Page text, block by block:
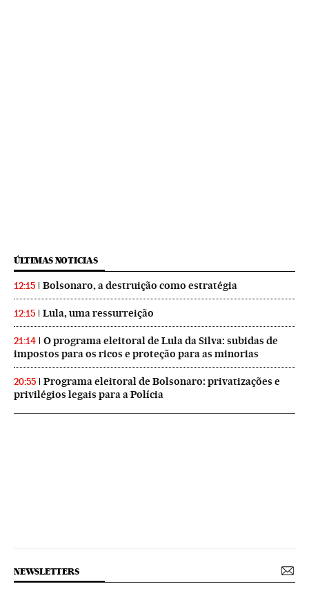
ÚLTIMAS NOTICIAS
12:15 Bolsonaro, a destruição como estratégia
12:15 Lula, uma ressurreição
21:14
O programa eleitoral de Lula da Silva: subidas de
impostos para os ricos e proteção para as minorias
20:55
Programa eleitoral de Bolsonaro: privatizações e
privilégios legais para a Polícia
NEWSLETTERS